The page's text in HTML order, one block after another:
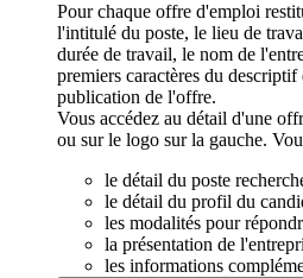
Pour chaque offre d'emploi
l'intitulé du poste, le lieu de
durée de travail, le nom de
premiers caractères du descriptif
publication de l'offre.
Vous accédez au détail d'une
ou sur le logo sur la gauche.
le détail du poste
le détail du profil du
les modalités pour
la présentation de
les informations